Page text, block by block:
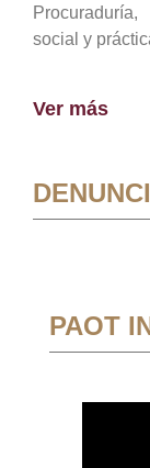
social y
Ver más
PAOT